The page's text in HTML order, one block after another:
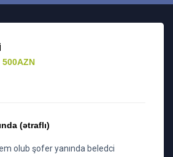
500AZN
(ətraflı)
olub şofer yanında beledci